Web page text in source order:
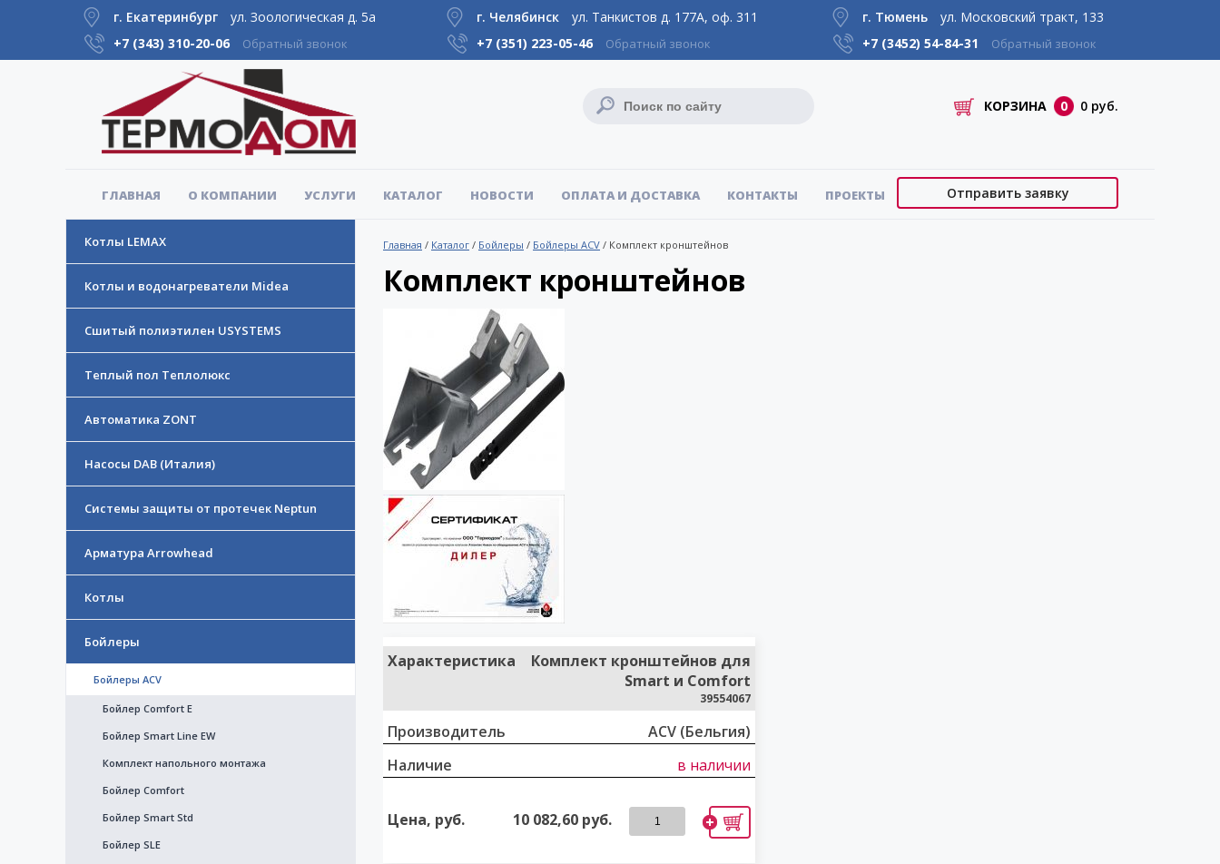
г. Екатеринбург
ул. Зоологическая д. 5а
+7 (343) 310-20-06 Обратный звонок
г. Челябинск
ул. Танкистов д. 177А, оф. 311
+7 (351) 223-05-46 Обратный звонок
г. Тюмень
ул. Московский тракт, 133
+7 (3452) 54-84-31 Обратный звонок
КОРЗИНА 0 0 руб.
Отправить заявку
ГЛАВНАЯ О КОМПАНИИ УСЛУГИ КАТАЛОГ НОВОСТИ ОПЛАТА И ДОСТАВКА КОНТАКТЫ ПРОЕКТЫ
Котлы LEMAX
Котлы и водонагреватели Midea
Сшитый полиэтилен USYSTEMS
Теплый пол Теплолюкс
Автоматика ZONT
Насосы DAB (Италия)
Системы защиты от протечек Neptun
Арматура Arrowhead
Котлы
Бойлеры
Бойлеры ACV
Бойлер Comfort E
Бойлер Smart Line EW
Комплект напольного монтажа
Бойлер Comfort
Бойлер Smart Std
Бойлер SLE
Главная / Каталог / Бойлеры / Бойлеры ACV / Комплект кронштейнов
Комплект кронштейнов
Характеристика
Комплект кронштейнов для
Smart и Comfort
39554067
Производитель
ACV (Бельгия)
Наличие
в наличии
Цена, руб. 10 082,60 руб.